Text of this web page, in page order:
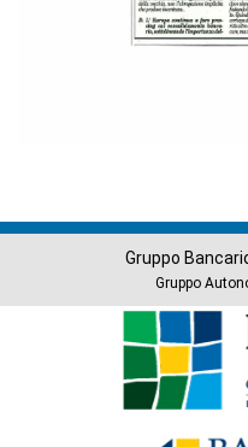
Gruppo
Gruppo